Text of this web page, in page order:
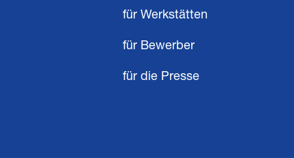
für Werkstätten
für Bewerber
für die Presse